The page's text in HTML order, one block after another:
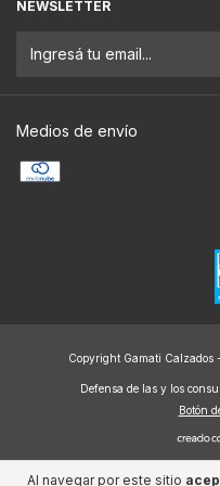
Al navegar por este sitio
NEWSLETTER
Medios de envío
Copyright Gamati Calzados
Defensa de las y los
Botón